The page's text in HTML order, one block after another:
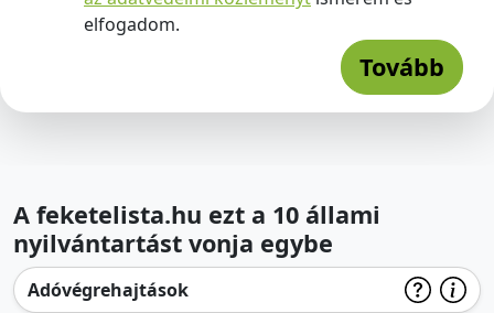
elfogadom.
Tovább
A feketelista.hu ezt a 10 állami
nyilvántartást vonja egybe
Adóvégrehajtások